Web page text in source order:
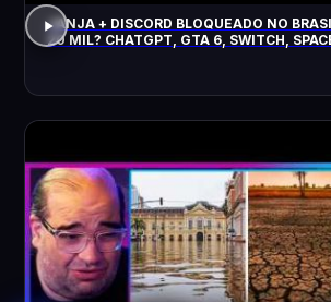
JANJA + DISCORD BLOQUEADO NO